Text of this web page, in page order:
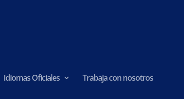
Idiomas Oficiales
Trabaja con nosotros